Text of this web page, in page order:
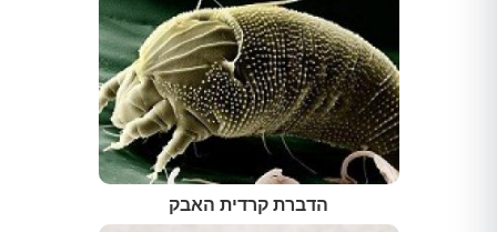
הדברת קרדית האבק